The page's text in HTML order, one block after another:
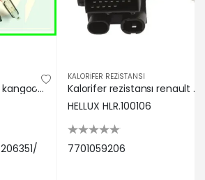
-
RENAULT | CLIO II (BB_, CB_) | 1.2
1998-09-01 / 2010-02-01
RENAULT | CLIO II (BB_, CB_) | 1.4 16V
(B/CB0L) (Benzin) - 70 Kw 95 Ps |
RENAULT | KANGOO (KC0/1_) | 1.9 dCi
4x4 (Dizel) - 62 Kw 84 Ps | 2003-10-
Kalorifer rezistansı kangoo 1.2 16v-1.5-.1-6-1.9-clıo 1.5 dci neıman 7701059206/ 7701206351/ 7702258237
KALORİFER REZİSTANSI
Kalorifer rezistansı renault kangoo 1.2 16v-1.5-.1-6-1.9-clıo 1.5 dci Hellux 7701059206
HELLUX HLR.100106
7701059206